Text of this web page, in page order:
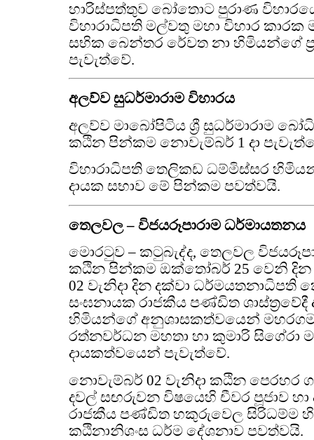
හාරිස්පත්තුව බෝතොට පුරාණ
විහාරාධිපති මල්වතු මහා විහාර කාරක
සභික බෙන්තර රේවත නා හිමියන්ගේ
පැවැත්වේ.
අලව්ව සුධර්මාරාම විහාරය
අලව්ව මාබෝපිටිය ශ්‍රී සුධර්මාරාම
කඨින පින්කම නොවැම්බර් 1 දා
විහාරාධිපති තෙලිකඩ ධම්මිස්සර
දායක සභාව මේ පින්කම පවත්වයි.
තෙලවල – විජයරූපාරාම ධර්මායතනය
මොරටුව – කටුබැද්ද, තෙලවල
කඨින පින්කම ඔක්තෝබර් 25 වෙනි දින
02 වැනිදා දින දක්වා ධර්මයතනාධිපති
සංඝනායක රාජකීය පණ්ඩිත
හිමියන්ගේ අනුශාසකත්වයෙන් මහරගම
රත්නවර්ධන මහතා හා කුමාරි සිගේරා
දායකත්වයෙන් පැවැත්වේ.
නොවැම්බර් 02 වැනිදා කඨින පෙරහර
දවල් සඟරුවන විෂයෙහි චීවර පූජාව හා
රාජකීය පණ්ඩිත හකුරුවෙල සිරිධම්ම
කඨිනානිශංස ධර්ම දේශනාව පවත්වයි.